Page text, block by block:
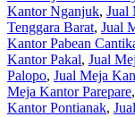
Kantor Nganjuk, Jual
Tenggara Barat, Jual
Kantor Pabean
Kantor Pakal, Jual
Palopo, Jual Meja
Meja Kantor Parepare,
Kantor Pontianak,